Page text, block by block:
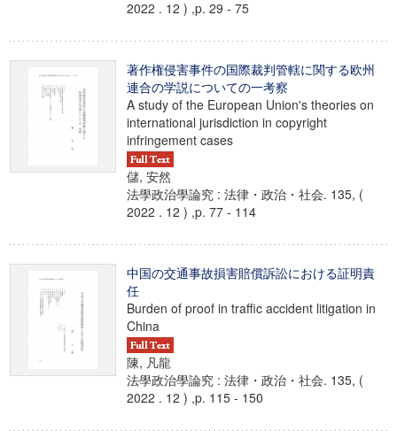
2022 . 12 ) ,p. 29 - 75
著作権侵害事件の国際裁判管轄に関する欧州
連合の学説についての一考察
A study of the European Union's theories on
international jurisdiction in copyright
infringement cases
儲, 安然
法學政治學論究 : 法律・政治・社会. 135, (
2022 . 12 ) ,p. 77 - 114
中国の交通事故損害賠償訴訟における証明責
任
Burden of proof in traffic accident litigation in
China
陳, 凡龍
法學政治學論究 : 法律・政治・社会. 135, (
2022 . 12 ) ,p. 115 - 150